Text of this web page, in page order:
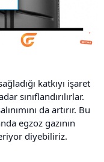
katkıyı işaret
sınıflandırılırlar.
da artırır. Bu
egzoz gazının
diyebiliriz.